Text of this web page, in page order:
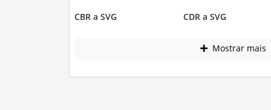
CBR a SVG CDR a SVG
Mostrar mais